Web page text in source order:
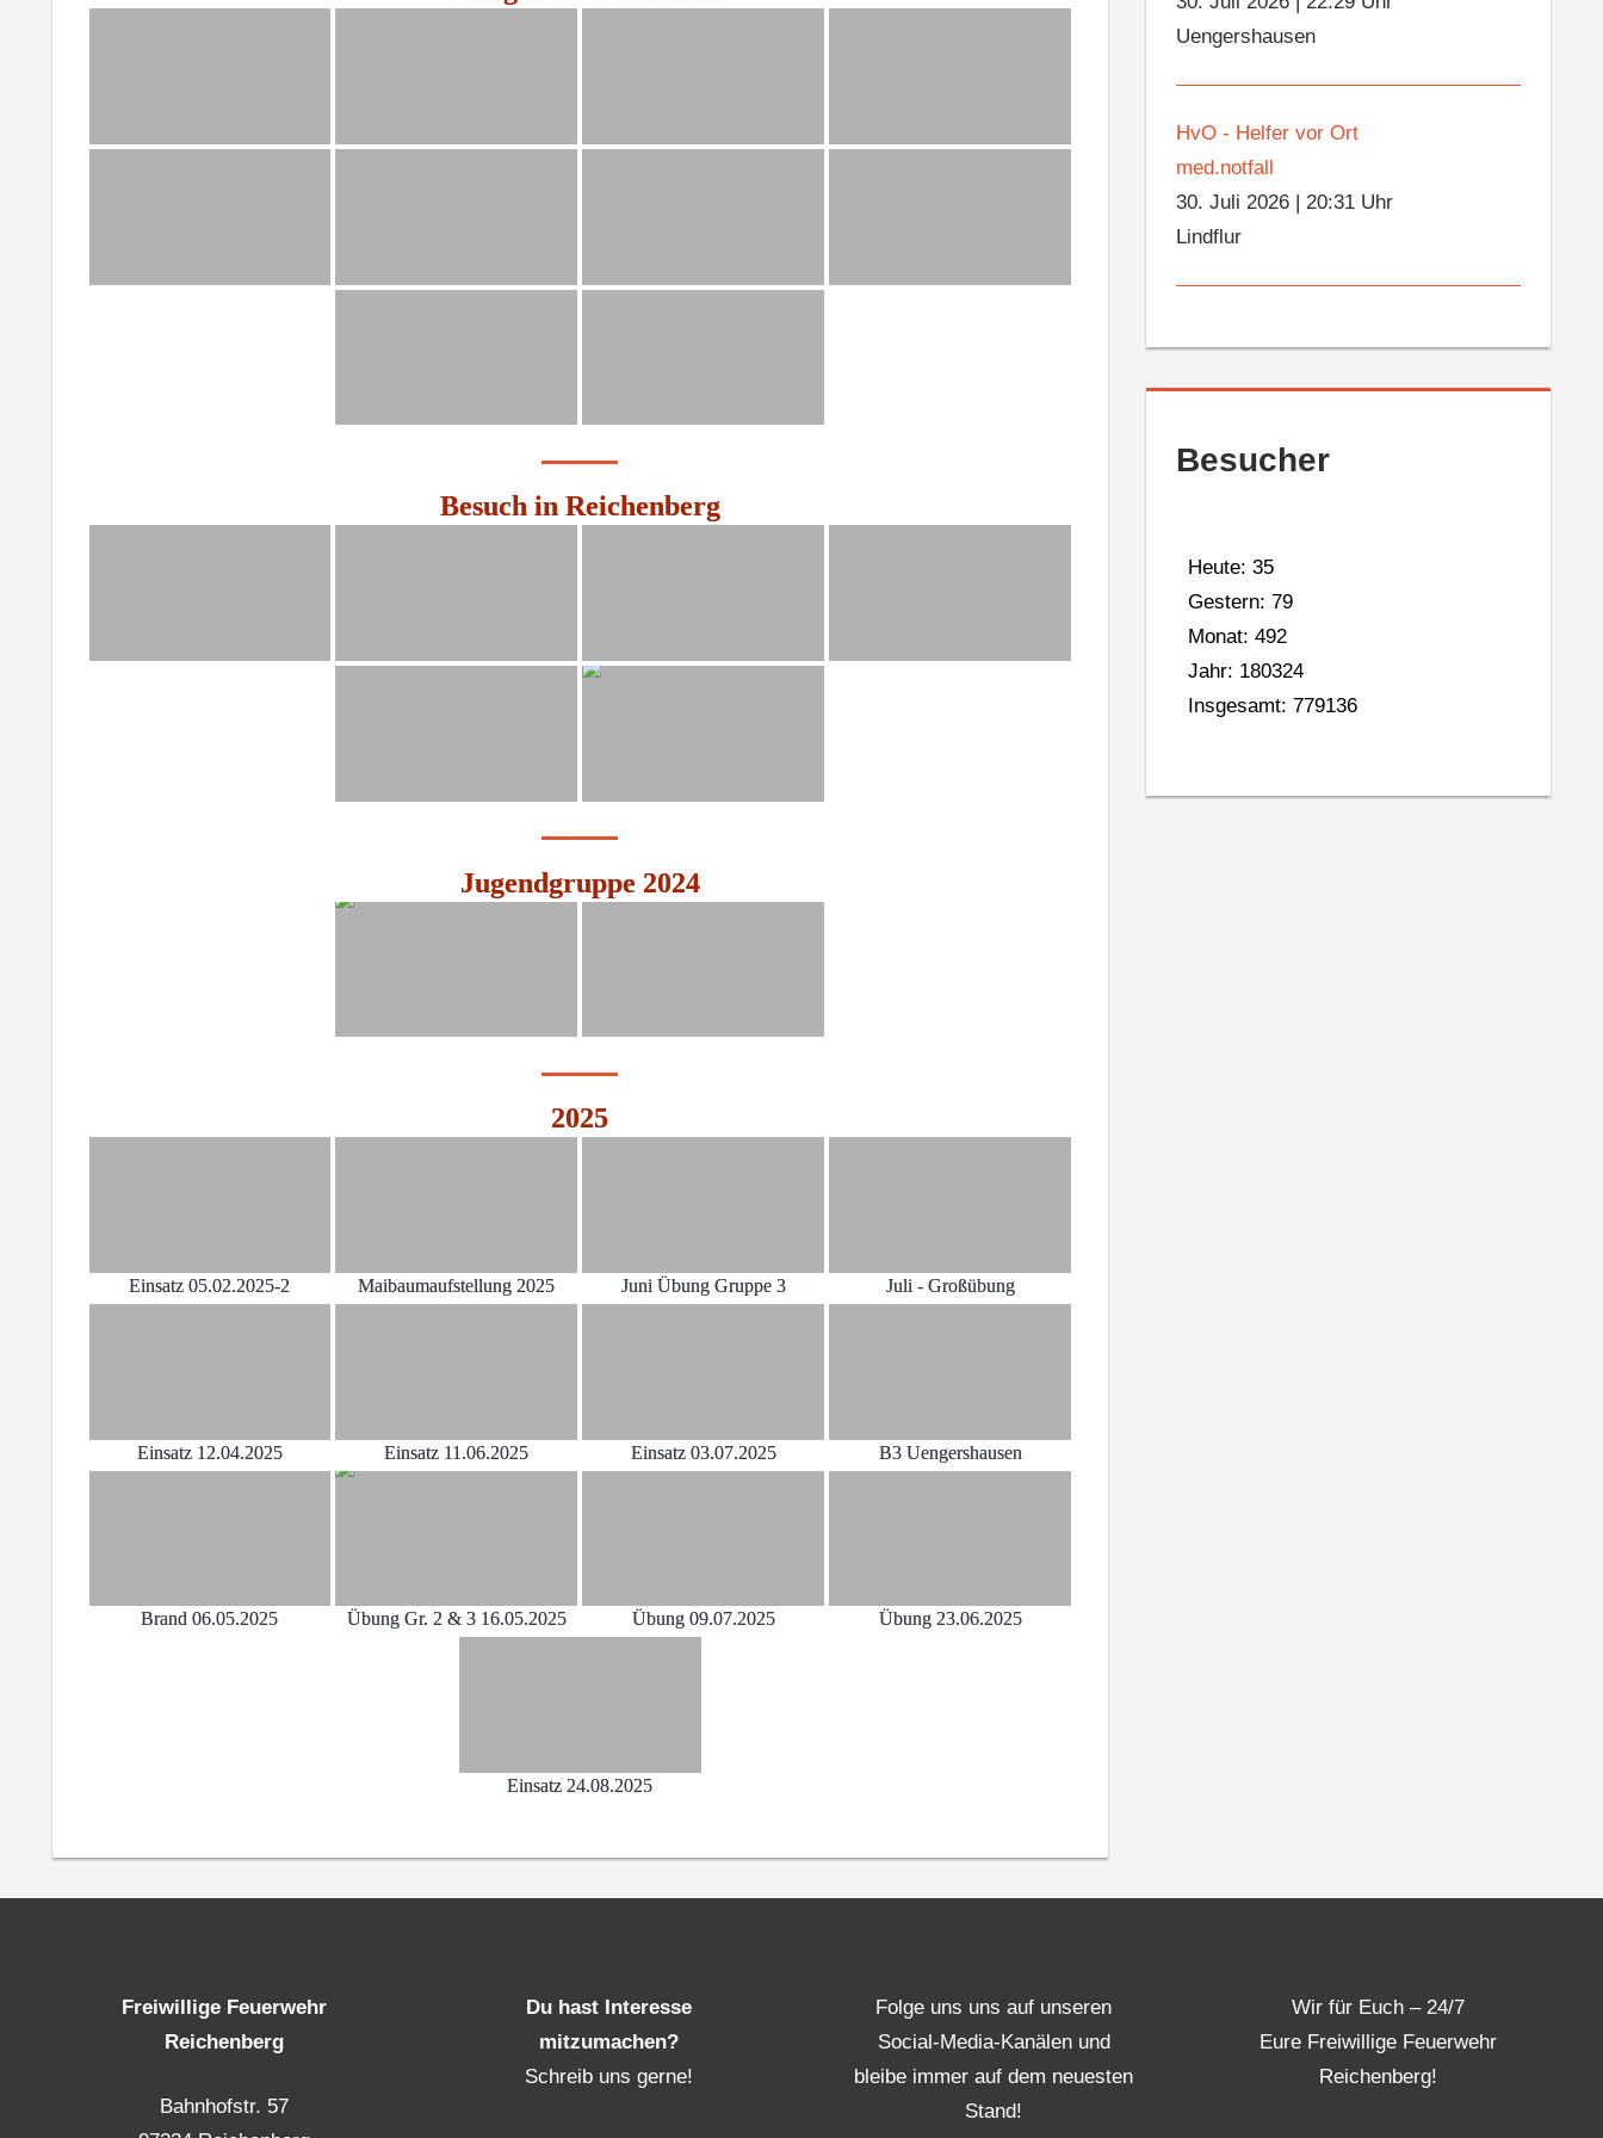
Besuch in Reichenberg
Jugendgruppe 2024
2025
Einsatz 05.02.2025-2 Maibaumaufstellung 2025 Juni Übung Gruppe 3 Juli - Großübung
Einsatz 12.04.2025 Einsatz 11.06.2025 Einsatz 03.07.2025 B3 Uengershausen
Brand 06.05.2025 Übung Gr. 2 & 3 16.05.2025 Übung 09.07.2025 Übung 23.06.2025
Einsatz 24.08.2025
Uengershausen
HvO - Helfer vor Ort
med.notfall
30. Juli 2026 |20:31 Uhr
Lindflur
Besucher
Heute: 35
Gestern: 79
Monat: 492
Jahr: 180324
Insgesamt: 779136
Freiwillige Feuerwehr
Reichenberg
Bahnhofstr. 57
Du hast Interesse
mitzumachen?
Schreib uns gerne!
Folge uns uns auf unseren
Social-Media-Kanälen und
bleibe immer auf dem neuesten
Stand!
Wir für Euch – 24/7
Eure Freiwillige Feuerwehr
Reichenberg!